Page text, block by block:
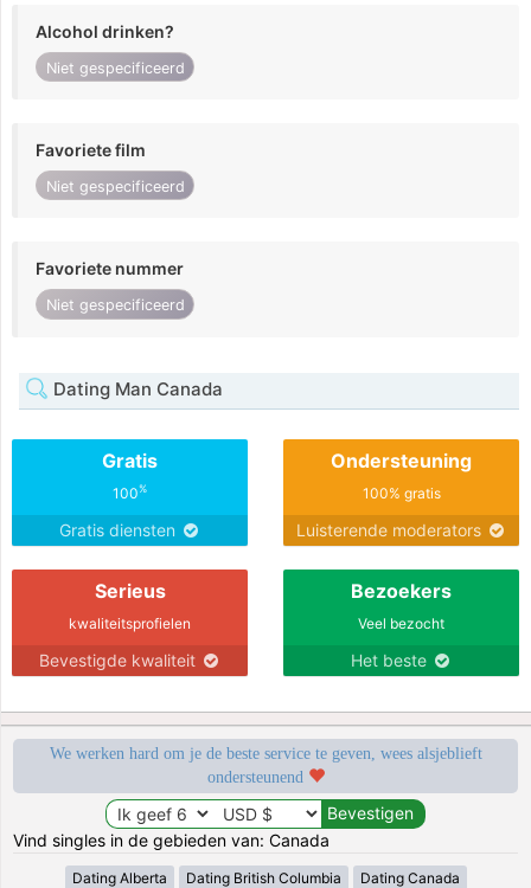
Alcohol drinken?
Niet gespecificeerd
Favoriete film
Niet gespecificeerd
Favoriete nummer
Niet gespecificeerd
Dating Man Canada
Gratis
100%
Gratis diensten
Ondersteuning
100% gratis
Luisterende moderators
Serieus
kwaliteitsprofielen
Bevestigde kwaliteit
Bezoekers
Veel bezocht
Het beste
We werken hard om je de beste service te geven, wees alsjeblieft
ondersteunend
Vind singles in de gebieden van: Canada
Dating Alberta Dating British Columbia Dating Canada